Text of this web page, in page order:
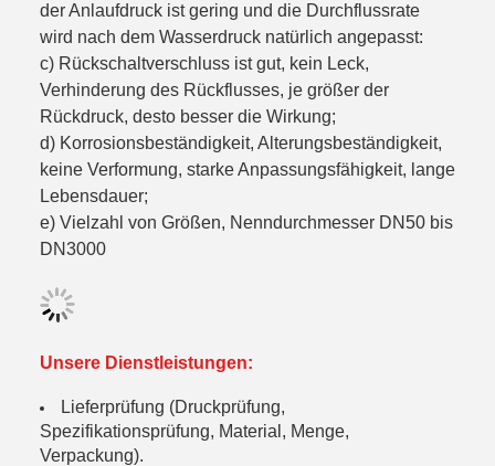
der Anlaufdruck ist gering und die Durchflussrate
wird nach dem Wasserdruck natürlich angepasst:
c) Rückschaltverschluss ist gut, kein Leck,
Verhinderung des Rückflusses, je größer der
Rückdruck, desto besser die Wirkung;
d) Korrosionsbeständigkeit, Alterungsbeständigkeit,
keine Verformung, starke Anpassungsfähigkeit, lange
Lebensdauer;
e) Vielzahl von Größen, Nenndurchmesser DN50 bis
DN3000
Unsere Dienstleistungen:
Lieferprüfung (Druckprüfung,
Spezifikationsprüfung, Material, Menge,
Verpackung).